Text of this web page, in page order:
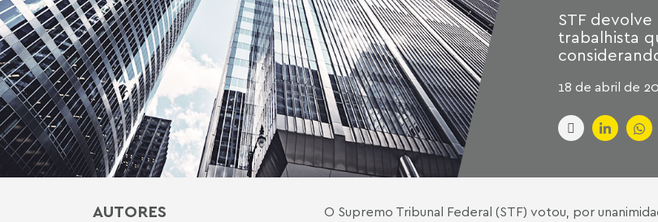
STF
trabalhista
18 de abril de
AUTORES
O Supremo Tribunal Federal (STF) votou, por